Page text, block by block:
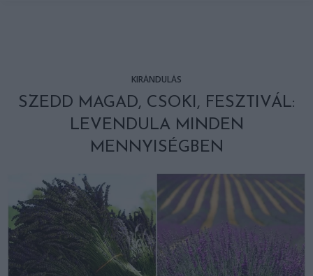
KIRÁNDULÁS
SZEDD MAGAD, CSOKI, FESZTIVÁL:
LEVENDULA MINDEN
MENNYISÉGBEN